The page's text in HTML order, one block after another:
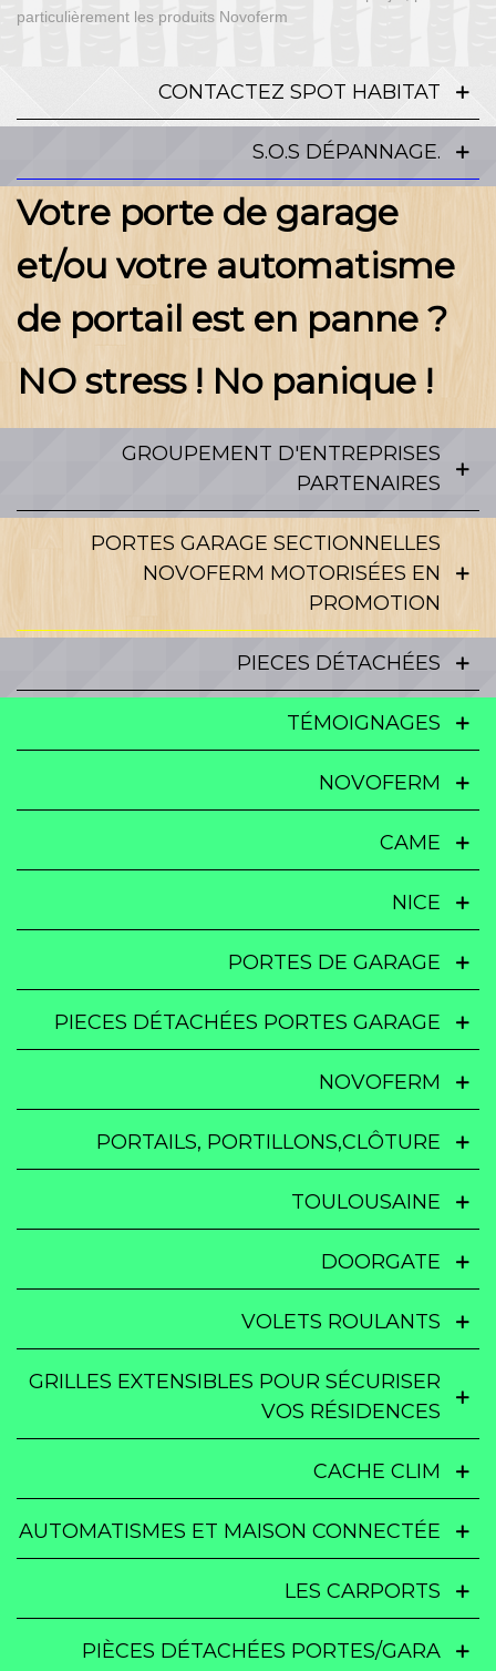
particulièrement les produits Novoferm
CONTACTEZ SPOT HABITAT
S.O.S DÉPANNAGE.
Votre porte de garage
et/ou votre automatisme
de portail est en panne ?
NO stress ! No panique !
GROUPEMENT D'ENTREPRISES
PARTENAIRES
PORTES GARAGE SECTIONNELLES
NOVOFERM MOTORISÉES EN
PROMOTION
PIECES DÉTACHÉES
TÉMOIGNAGES
NOVOFERM
CAME
NICE
PORTES DE GARAGE
PIECES DÉTACHÉES PORTES GARAGE
NOVOFERM
PORTAILS, PORTILLONS,CLÔTURE
TOULOUSAINE
DOORGATE
VOLETS ROULANTS
GRILLES EXTENSIBLES POUR SÉCURISER
VOS RÉSIDENCES
CACHE CLIM
AUTOMATISMES ET MAISON CONNECTÉE
LES CARPORTS
PIÈCES DÉTACHÉES PORTES/GARA